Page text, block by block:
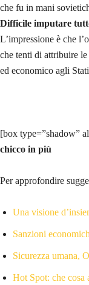
che fu in mani
Difficile imputare
L’impressione è che
che tenti di attribuire
ed economico agli
[box type=”shadow”
chicco in più
Per approfondire
Una visione
Sanzioni
Sicurezza umana,
Hot Spot: che cosa